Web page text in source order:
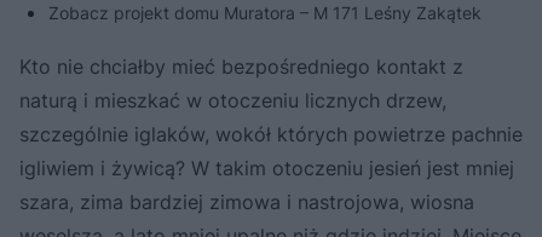
Zobacz projekt domu Muratora – M 171 Leśny Zakątek
Kto nie chciałby mieć bezpośredniego kontakt z
naturą i mieszkać w otoczeniu licznych drzew,
szczególnie iglaków, wokół których powietrze pachnie
igliwiem i żywicą? W takim otoczeniu jesień jest mniej
szara, zima bardziej zimowa i nastrojowa, wiosna